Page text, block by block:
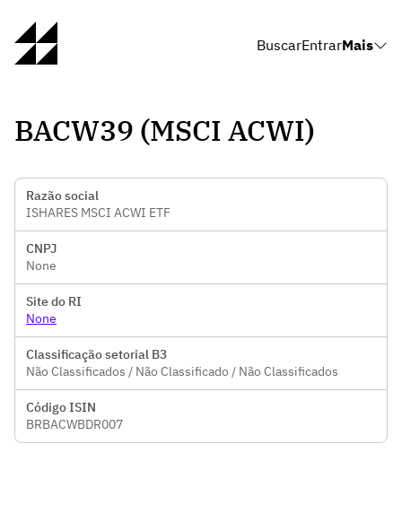
BuscarEntrarMais
BACW39 (MSCI ACWI)
Razão social
ISHARES MSCI ACWI ETF
CNPJ
None
Site do RI
None
Classificação setorial B3
Não Classificados / Não Classificado / Não Classificados
Código ISIN
BRBACWBDR007